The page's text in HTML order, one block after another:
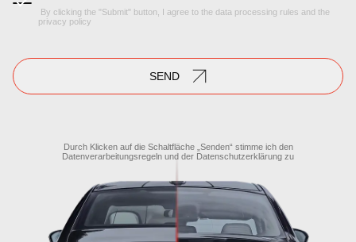
By clicking the "Submit" button, I agree to the data processing rules and the
privacy policy
SEND
Durch Klicken auf die Schaltfläche „Senden“ stimme ich den
Datenverarbeitungsregeln und der Datenschutzerklärung zu